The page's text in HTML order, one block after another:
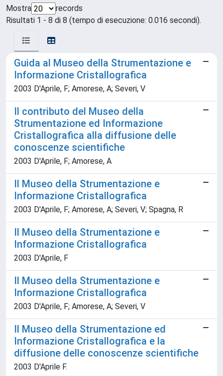
Mostra
records
Risultati 1 - 8 di 8 (tempo di esecuzione: 0.016 secondi).
Guida al Museo della Strumentazione e
Informazione Cristallografica
2003 D'Aprile, F; Amorese, A; Severi, V
Il contributo del Museo della
Strumentazione ed Informazione
Cristallografica alla diffusione delle
conoscenze scientifiche
2003 D'Aprile, F; Amorese, A
Il Museo della Strumentazione e
Informazione Cristallografica
2003 D'Aprile, F; Amorese, A; Severi, V; Spagna, R
Il Museo della Strumentazione e
Informazione Cristallografica
2003 D'Aprile, F
Il Museo della Strumentazione e
Informazione Cristallografica
2003 D'Aprile, F; Amorese, A; Severi, V
Il Museo della Strumentazione ed
Informazione Cristallografica e la
diffusione delle conoscenze scientifiche
2003 D'Aprile F.